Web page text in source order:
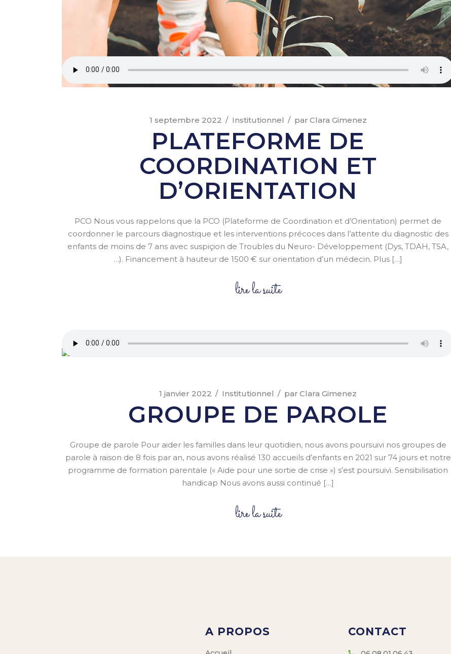
1 septembre 2022 Institutionnel par Clara Gimenez
PLATEFORME DE
COORDINATION ET
D’ORIENTATION
PCO Nous vous rappelons que la PCO (Plateforme de Coordination et d’Orientation) permet de
coordonner le parcours diagnostique et les interventions précoces dans l’attente du diagnostic des
enfants de moins de 7 ans avec suspiçion de Troubles du Neuro- Développement (Dys, TDAH, TSA,
…). Financement à hauteur de 1500 € sur orientation d’un médecin. Plus […]
lire la suite
1 janvier 2022 Institutionnel par Clara Gimenez
GROUPE DE PAROLE
Groupe de parole Pour aider les familles dans leur quotidien, nous avons poursuivi nos groupes de
parole à raison de 8 fois par an, nous avons réalisé 130 accueils d’enfants en 2021 sur 74 jours et notre
programme de formation parentale (« Aide pour une sortie de crise ») s’est poursuivi. Sensibilisation
handicap Nous avons aussi continué […]
lire la suite
A PROPOS CONTACT